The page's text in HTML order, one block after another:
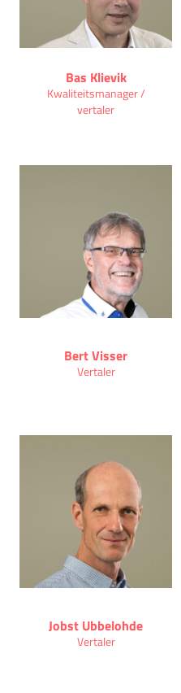
Bas Klievik
Kwaliteitsmanager /
vertaler
Bert Visser
Vertaler
Jobst Ubbelohde
Vertaler